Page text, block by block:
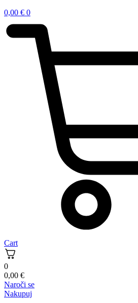
0,00 € 0
Cart
0
0,00 €
Naroči se
Nakupuj